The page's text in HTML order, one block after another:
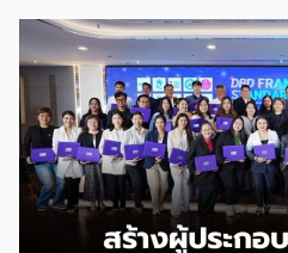
รวมกว่า 250 บูธ บนพื้นที่
เลือกสร้างรายได้เพิ่มและพยุงเศ
จบในงานด้วยสินเชื่อ และทำเลทอ
ความรู้โดยผู้ทรงคุณวุฒิคับคั่ง และ
และต่างประเทศ งานจัดต่อเนื่อง
ฮอลล์ 6-8 อิมแพ็คเมืองทองธานี
220 ล้านบาท นายพูนพงษ์ นัย
ธุรกิจการค้า กระทรวงพาณิชย์ กล่
Thailand & Thailand E-